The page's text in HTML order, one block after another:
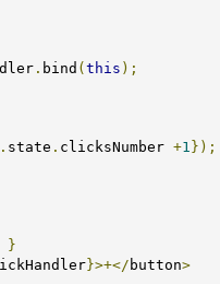
. bind (this );
. state . clicksNumber +1 });
}
}>+</ button>